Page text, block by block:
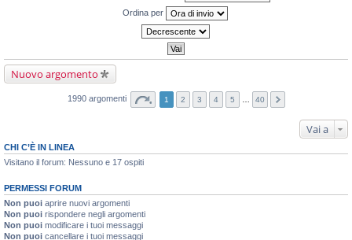
Ordina per
Nuovo argomento
1990 argomenti 1 2 3 4 5 40
Vai a
CHI C’È IN LINEA
Visitano il forum: Nessuno e 17 ospiti
PERMESSI FORUM
Non puoi aprire nuovi argomenti
Non puoi rispondere negli argomenti
Non puoi modificare i tuoi messaggi
Non puoi cancellare i tuoi messaggi